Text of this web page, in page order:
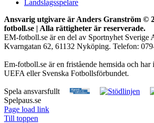
Landslagsspelare
Ansvarig utgivare är Anders Granström ©
fotboll.se | Alla rättigheter är reserverade.
EM-fotboll.se är en del av Sportnyhet Sverige
Kvarngatan 62, 61132 Nyköping. Telefon:
Em-fotboll.se är en fristående hemsida och
UEFA eller Svenska Fotbollsförbundet.
Spela ansvarsfullt
Spelpaus.se
Page load link
Till toppen